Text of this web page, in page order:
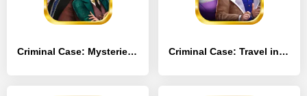
Criminal Case: Mysteries of the Past! Criminal Case: Travel in Time